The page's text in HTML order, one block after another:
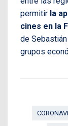
permitir la
cines en la
de
grupos